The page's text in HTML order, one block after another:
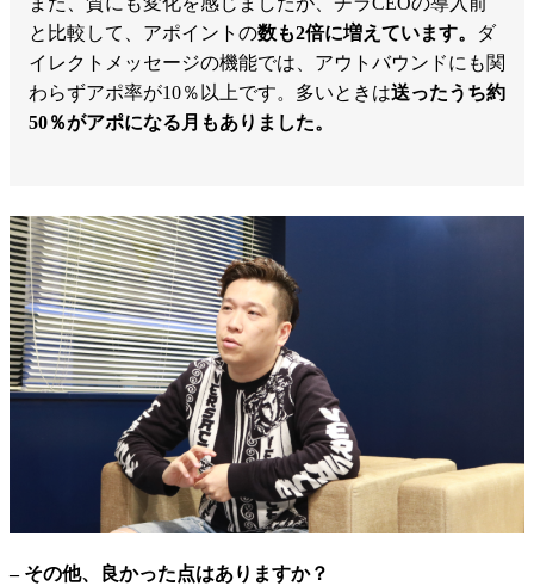
と比較して、アポイントの数も2倍に増えています。
ダ
イレクトメッセージの機能では、アウトバウンドにも関
わらずアポ率が10％以上です。多いときは送ったうち約
50％がアポになる月もありました。
– その他、良かった点はありますか？